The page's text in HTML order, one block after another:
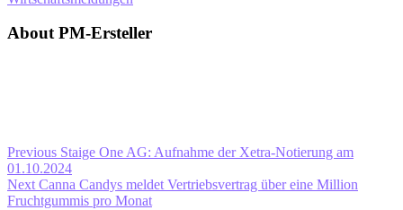
About PM-Ersteller
Previous Staige One AG: Aufnahme der Xetra-Notierung am
01.10.2024
Next Canna Candys meldet Vertriebsvertrag über eine Million
Fruchtgummis pro Monat